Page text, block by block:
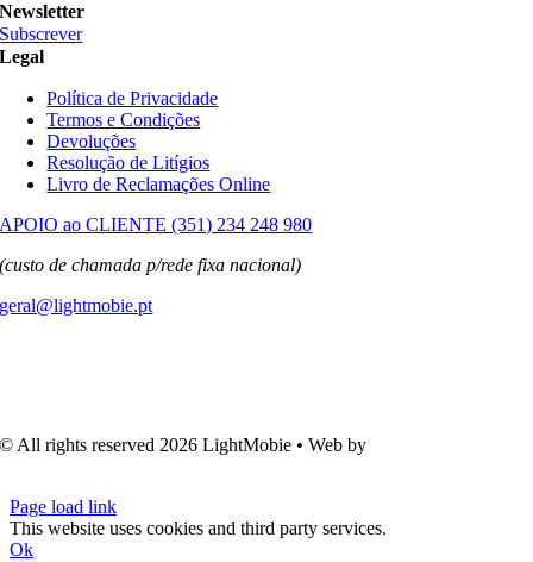
Newsletter
Subscrever
Legal
Política de Privacidade
Termos e Condições
Devoluções
Resolução de Litígios
Livro de Reclamações Online
APOIO ao CLIENTE (351) 234 248 980
(custo de chamada p/rede fixa nacional)
geral@lightmobie.pt
© All rights reserved 2026 LightMobie • Web by
Page load link
This website uses cookies and third party services.
Ok